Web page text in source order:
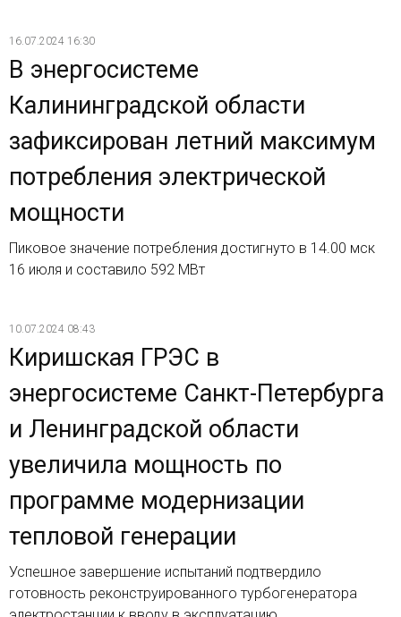
16.07.2024 16:30
В энергосистеме
Калининградской области
зафиксирован летний максимум
потребления электрической
мощности
Пиковое значение потребления достигнуто в 14.00 мск
16 июля и составило 592 МВт
10.07.2024 08:43
Киришская ГРЭС в
энергосистеме Санкт-Петербурга
и Ленинградской области
увеличила мощность по
программе модернизации
тепловой генерации
Успешное завершение испытаний подтвердило
готовность реконструированного турбогенератора